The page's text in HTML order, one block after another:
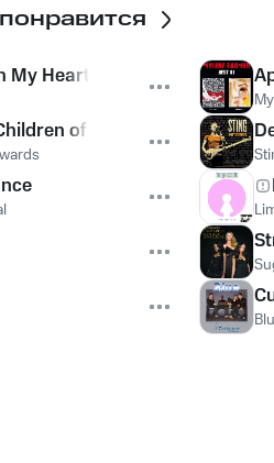
My Heart
of the Sky)